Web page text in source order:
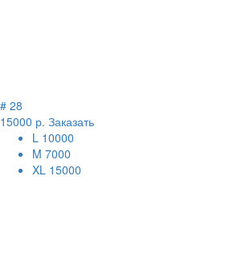
# 28
15000 р. Заказать
L 10000
M 7000
XL 15000